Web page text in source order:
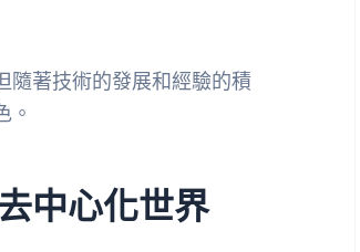
隨著技術的發展和經驗的積
。
中心化世界